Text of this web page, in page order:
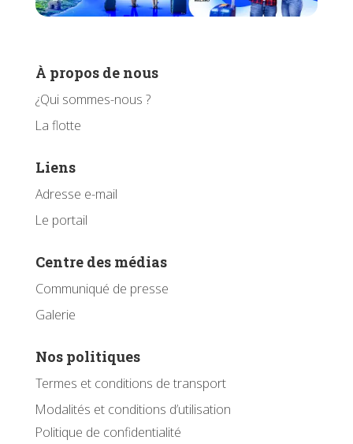
À propos de nous
¿Qui sommes-nous ?
La flotte
Liens
Adresse e-mail
Le portail
Centre des médias
Communiqué de presse
Galerie
Nos politiques
Termes et conditions de transport
Modalités et conditions d’utilisation
Politique de confidentialité